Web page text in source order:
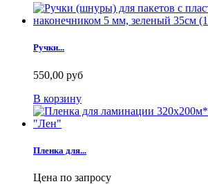
Ручки...
550,00 руб
В корзину
Пленка для...
Цена по запросу